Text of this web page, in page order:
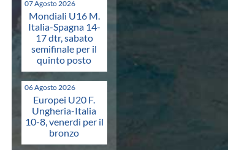
07 Agosto 2026
Mondiali U16 M.
Italia-Spagna 14-
17 dtr, sabato
semifinale per il
quinto posto
06 Agosto 2026
Europei U20 F.
Ungheria-Italia
10-8, venerdì per il
bronzo